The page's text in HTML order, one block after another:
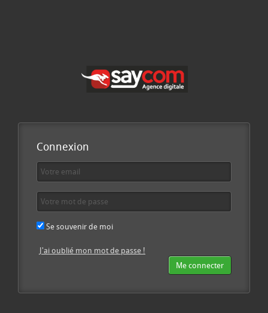
Connexion
Se souvenir de moi
J'ai oublié mon mot de passe !